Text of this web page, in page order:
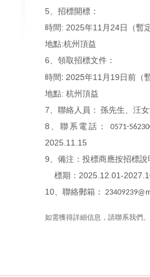
5、招標開標：
時間: 2025年11月 24日（暫
地點:杭州頂益
6、領取招標文件：
時間: 2025年11月19日前（
地點: 杭州頂益
7、聯絡人員： 孫先生、汪
8、聯系電話： 0571-
2025.11.15
9、備注：投標商應按招標
標期：2025.12.01-
10、聯絡郵箱： 23409239
如需獲得詳細信息，請聯系我們。